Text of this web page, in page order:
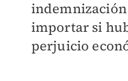
importar si
perjuicio